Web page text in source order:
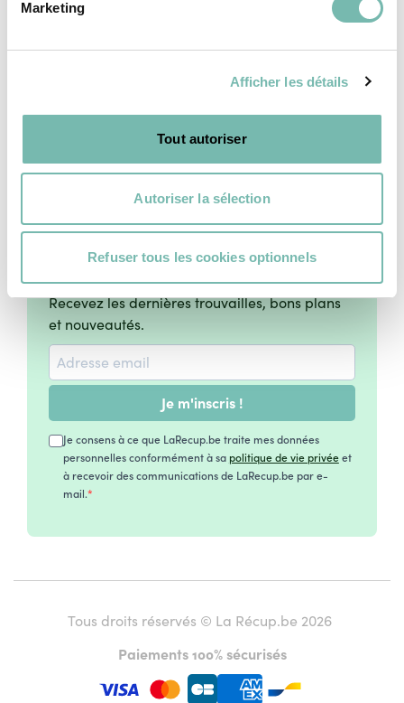
Marketing
Afficher les détails
Tout autoriser
Autoriser la sélection
Refuser tous les cookies optionnels
FAQ
Contact
Conditions Générales d'Utilisation
Ne manquez rien de LaRecup !
Recevez les dernières trouvailles, bons plans
et nouveautés.
Je m'inscris !
Je consens à ce que LaRecup.be traite mes données
personnelles conformément à sapolitique de vie privéeet
à recevoir des communications de LaRecup.be par e-
mail.
Tous droits réservés © La Récup.be 2026
Paiements 100% sécurisés